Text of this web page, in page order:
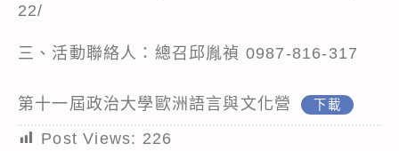
22/
三、活動聯絡人：總召邱胤禎 0987-816-317
第十一屆政治大學歐洲語言與文化營 下載
Post Views: 226